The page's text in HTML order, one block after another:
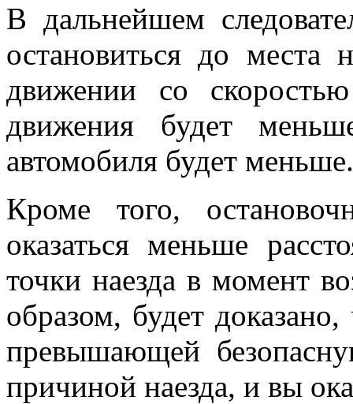
В дальнейшем
остановиться до места
движении со
движения будет
автомобиля будет меньше.
Кроме того,
оказаться меньше
точки наезда в момент
образом, будет
превышающей
причиной наезда, и вы